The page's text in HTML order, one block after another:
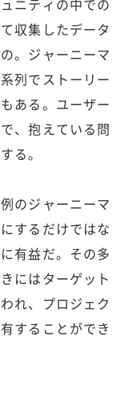
ニティの中での
収集したデータ
。ジャーニーマ
列でストーリー
ある。ユーザー
、抱えている問
る。
のジャーニーマ
するだけではな
有益だ。その多
にはターゲット
れ、プロジェク
することができ